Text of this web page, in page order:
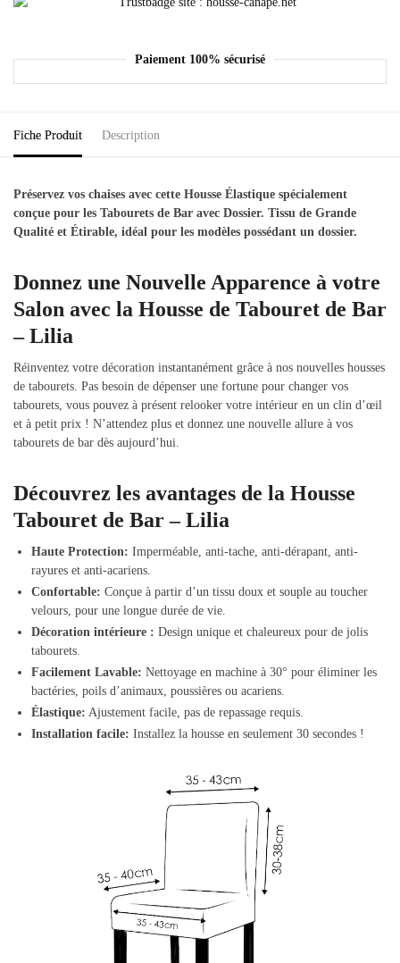
Paiement 100% sécurisé
Fiche Produit Description
Préservez vos chaises avec cette Housse Élastique spécialement
conçue pour les Tabourets de Bar avec Dossier. Tissu de Grande
Qualité et Étirable, idéal pour les modèles possédant un dossier.
Donnez une Nouvelle Apparence à votre
Salon avec la Housse de Tabouret de Bar
– Lilia
Réinventez votre décoration instantanément grâce à nos nouvelles housses
de tabourets. Pas besoin de dépenser une fortune pour changer vos
tabourets, vous pouvez à présent relooker votre intérieur en un clin d’œil
et à petit prix ! N’attendez plus et donnez une nouvelle allure à vos
tabourets de bar dès aujourd’hui.
Découvrez les avantages de la Housse
Tabouret de Bar – Lilia
Haute Protection: Imperméable, anti-tache, anti-dérapant, anti-
rayures et anti-acariens.
Confortable: Conçue à partir d’un tissu doux et souple au toucher
velours, pour une longue durée de vie.
Décoration intérieure : Design unique et chaleureux pour de jolis
tabourets.
Facilement Lavable: Nettoyage en machine à 30° pour éliminer les
bactéries, poils d’animaux, poussières ou acariens.
Élastique: Ajustement facile, pas de repassage requis.
Installation facile: Installez la housse en seulement 30 secondes !